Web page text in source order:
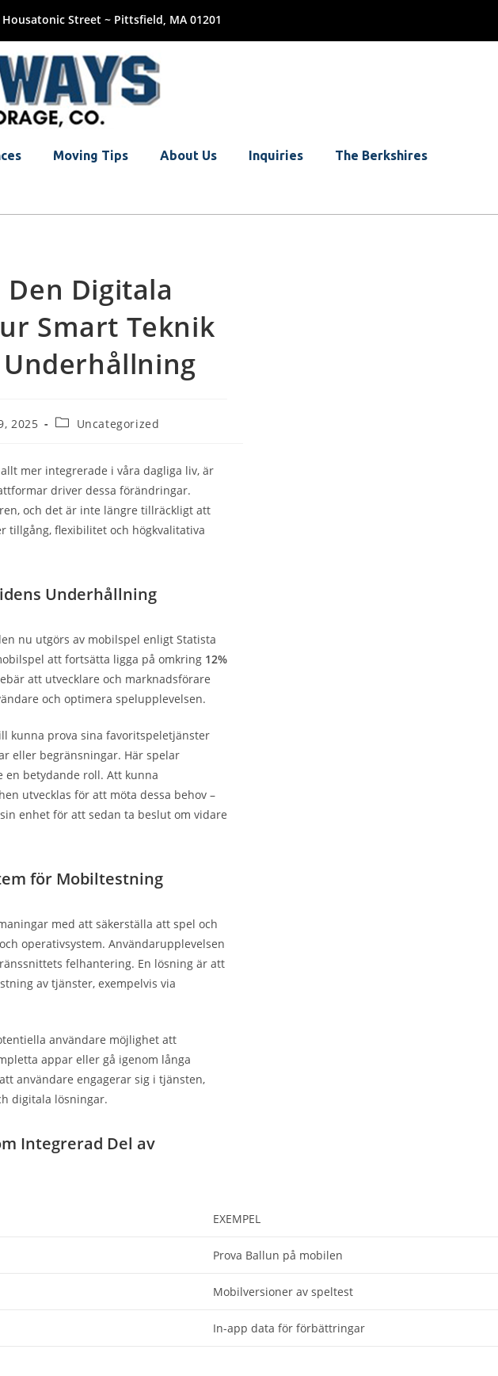
Street ~ Pittsfield, MA 01201
Moving Tips About Us Inquiries The Berkshires
Digitala
Smart Teknik
2025 Uncategorized
mer integrerade i våra dagliga liv, är
driver dessa förändringar.
och det är inte längre tillräckligt att
tillgång, flexibilitet och högkvalitativa
Underhållning
nu utgörs av mobilspel enligt Statista
att fortsätta ligga på omkring 12%
att utvecklare och marknadsförare
och optimera spelupplevelsen.
kunna prova sina favoritspeletjänster
eller begränsningar. Här spelar
betydande roll. Att kunna
utvecklas för att möta dessa behov –
enhet för att sedan ta beslut om vidare
för Mobiltestning
med att säkerställa att spel och
operativsystem. Användarupplevelsen
felhantering. En lösning är att
av tjänster, exempelvis via
användare möjlighet att
appar eller gå igenom långa
användare engagerar sig i tjänsten,
digitala lösningar.
Integrerad Del av
EXEMPEL
Prova Ballun på mobilen
Mobilversioner av speltest
In-app data för förbättringar